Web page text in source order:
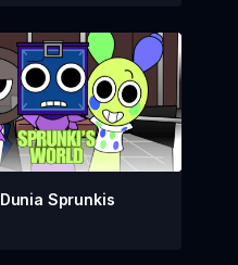
Dunia Sprunkis